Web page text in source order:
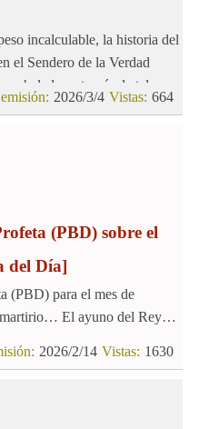
incalculable, la historia del
el Sendero de la Verdad
anhelados a través de tales
664
Vistas:
2026/3/4
(PBD) sobre el
del Día]
(PBD) para el mes de
El ayuno del Rey…
1630
Vistas:
2026/2/14